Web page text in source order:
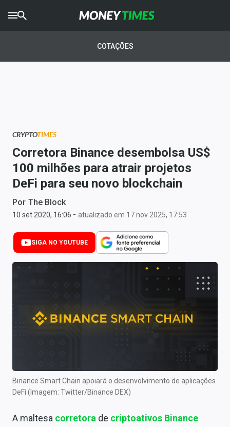
AGROTIMES
Newsletters
Money Trader
Anuncie
Últimas Notícias
Newsletters
Cotações
Central de Dividendos
Central dos IPOs
Renda Fixa
Finanças Pessoais
COTAÇÕES
CRYPTOTIMES
Corretora Binance desembolsa US$
100 milhões para atrair projetos
DeFi para seu novo blockchain
Por The Block
10 set 2020, 16:06 - atualizado em 17 nov 2025, 17:53
SIGA NO YOUTUBE
Binance Smart Chain apoiará o desenvolvimento de aplicações
DeFi (Imagem: Twitter/Binance DEX)
A maltesa corretora de criptoativos Binance